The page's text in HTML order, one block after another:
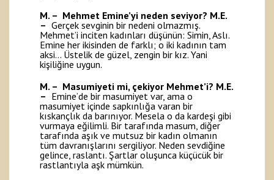
M. – Mehmet Emine’yi neden seviyor? M.E.
– Gerçek sevginin bir nedeni olmazmış.
Mehmet’i inciten kadınları düşünün: Simin, Aslı.
Emine her ikisinden de farklı; o iki kadının tam
aksi… Üstelik de güzel, zengin bir kız. Yani
kişiliğine uygun.
M. – Masumiyeti mi, çekiyor Mehmet’i? M.E.
– Emine’de bir masumiyet var, ama o
masumiyet içinde sapkınlığa varan bir
kıskançlık da barınıyor. Mesela o da kardeşi gibi
vurmaya eğilimli. Bir tarafında masum, diğer
tarafında aşık ve mutsuz bir kadın olmanın
tüm davranışlarını sergiliyor. Neden sevdiğine
gelince, raslantı. Şartlar oluşunca küçücük bir
rastlantıyla aşk mümkün.